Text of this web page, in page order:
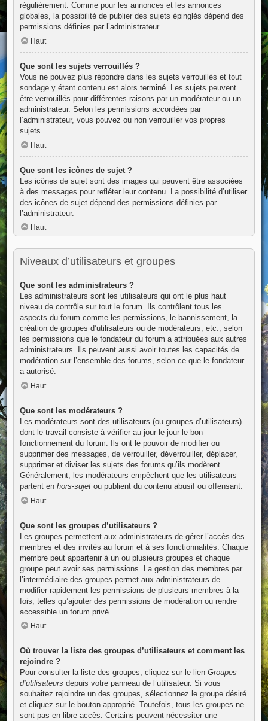
régulièrement. Comme pour les annonces et les annonces
globales, la possibilité de publier des sujets épinglés dépend des
permissions définies par l’administrateur.
Haut
Que sont les sujets verrouillés ?
Vous ne pouvez plus répondre dans les sujets verrouillés et tout
sondage y étant contenu est alors terminé. Les sujets peuvent
être verrouillés pour différentes raisons par un modérateur ou un
administrateur. Selon les permissions accordées par
l’administrateur, vous pouvez ou non verrouiller vos propres
sujets.
Haut
Que sont les icônes de sujet ?
Les icônes de sujet sont des images qui peuvent être associées
à des messages pour refléter leur contenu. La possibilité d’utiliser
des icônes de sujet dépend des permissions définies par
l’administrateur.
Haut
Niveaux d’utilisateurs et groupes
Que sont les administrateurs ?
Les administrateurs sont les utilisateurs qui ont le plus haut
niveau de contrôle sur tout le forum. Ils contrôlent tous les
aspects du forum comme les permissions, le bannissement, la
création de groupes d’utilisateurs ou de modérateurs, etc., selon
les permissions que le fondateur du forum a attribuées aux autres
administrateurs. Ils peuvent aussi avoir toutes les capacités de
modération sur l’ensemble des forums, selon ce que le fondateur
a autorisé.
Haut
Que sont les modérateurs ?
Les modérateurs sont des utilisateurs (ou groupes d’utilisateurs)
dont le travail consiste à vérifier au jour le jour le bon
fonctionnement du forum. Ils ont le pouvoir de modifier ou
supprimer des messages, de verrouiller, déverrouiller, déplacer,
supprimer et diviser les sujets des forums qu’ils modèrent.
Généralement, les modérateurs empêchent que les utilisateurs
partent en hors-sujetou publient du contenu abusif ou offensant.
Haut
Que sont les groupes d’utilisateurs ?
Les groupes permettent aux administrateurs de gérer l’accès des
membres et des invités au forum et à ses fonctionnalités. Chaque
membre peut appartenir à un ou plusieurs groupes et chaque
groupe peut avoir ses permissions. La gestion des membres par
l’intermédiaire des groupes permet aux administrateurs de
modifier rapidement les permissions de plusieurs membres à la
fois, telles qu’ajouter des permissions de modération ou rendre
accessible un forum privé.
Haut
Où trouver la liste des groupes d’utilisateurs et comment les
rejoindre ?
Pour consulter la liste des groupes, cliquez sur le lien Groupes
d’utilisateurs depuis votre panneau de l’utilisateur. Si vous
souhaitez rejoindre un des groupes, sélectionnez le groupe désiré
et cliquez sur le bouton approprié. Toutefois, tous les groupes ne
sont pas en libre accès. Certains peuvent nécessiter une